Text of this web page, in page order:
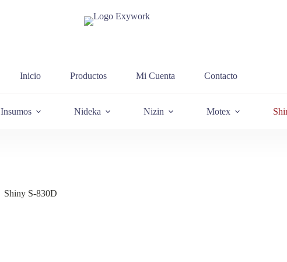
Inicio Productos Mi Cuenta Contacto
Insumos Nideka Nizin Motex
Shiny S-830D